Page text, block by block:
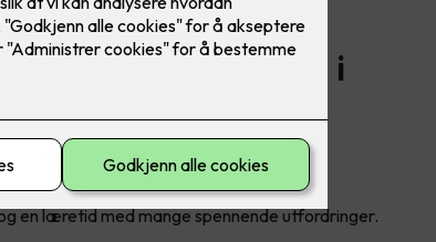
du god opplæring i
fagarbeidere i
en læretid med mange spennende utfordringer.